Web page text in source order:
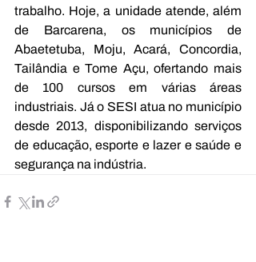
trabalho. Hoje, a unidade atende, além
de Barcarena, os municípios de
Abaetetuba, Moju, Acará, Concordia,
Tailândia e Tome Açu, ofertando mais
de 100 cursos em várias áreas
industriais. Já o SESI atua no município
desde 2013, disponibilizando serviços
de educação, esporte e lazer e saúde e
segurança na indústria.